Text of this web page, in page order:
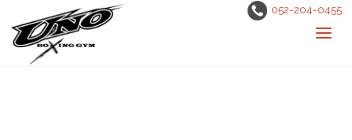
052-204-0455